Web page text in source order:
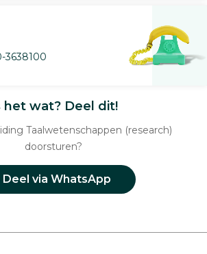
3638100
het wat? Deel dit!
Taalwetenschappen (research)
doorsturen?
Deel via WhatsApp